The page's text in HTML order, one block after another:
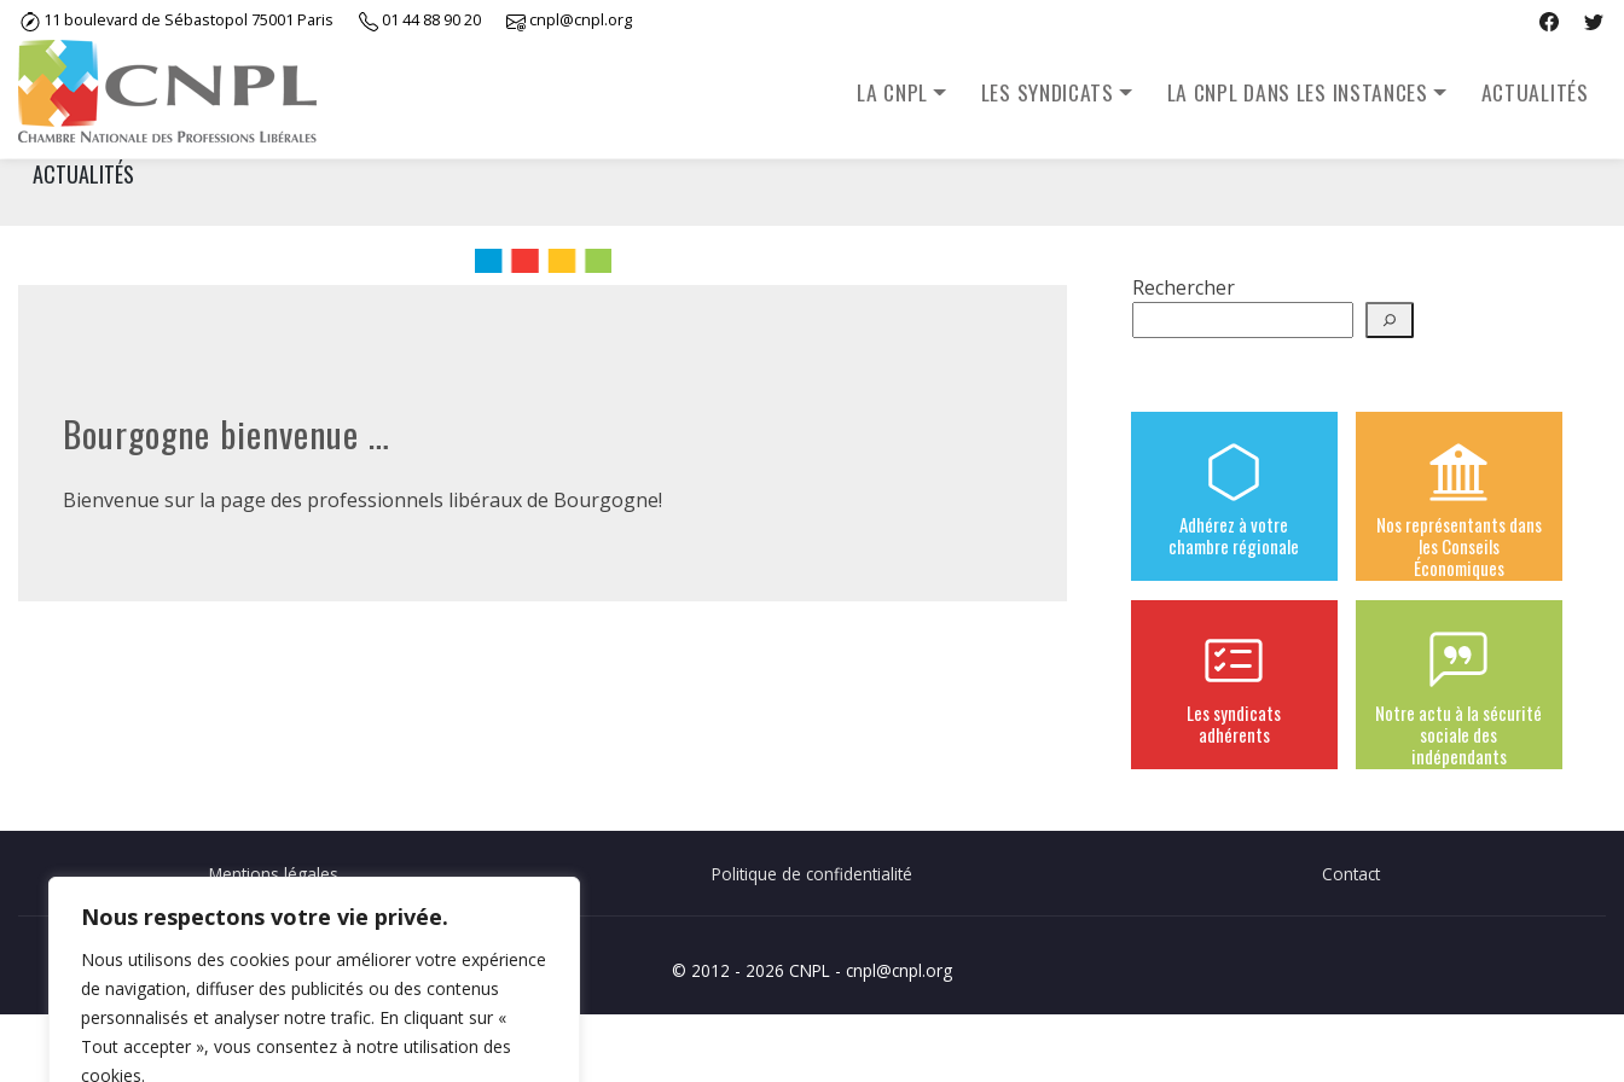
Nous respectons votre vie privée.
Nous utilisons des cookies pour améliorer votre expérience
de navigation, diffuser des publicités ou des contenus
personnalisés et analyser notre trafic. En cliquant sur «
Tout accepter », vous consentez à notre utilisation des
cookies.
Skip
content
11 boulevard de Sébastopol 75001 Paris 01 44 88 90 20 cnpl@cnpl.org
LA CNPL LES SYNDICATS LA CNPL DANS LES INSTANCES ACTUALITÉS
ACTUALITÉS
Bourgogne bienvenue …
Bienvenue sur la page des professionnels libéraux de Bourgogne!
Rechercher
Adhérez à votre
chambre régionale
Nos représentants dans
les Conseils
Économiques
Les syndicats
adhérents
Notre actu à la sécurité
sociale des
indépendants
Mentions légales Politique de confidentialité Contact
© 2012 - 2026 CNPL - cnpl@cnpl.org